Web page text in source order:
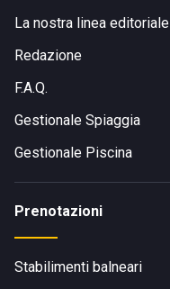
La nostra linea editoriale
Redazione
F.A.Q.
Gestionale Spiaggia
Gestionale Piscina
Prenotazioni
Stabilimenti balneari